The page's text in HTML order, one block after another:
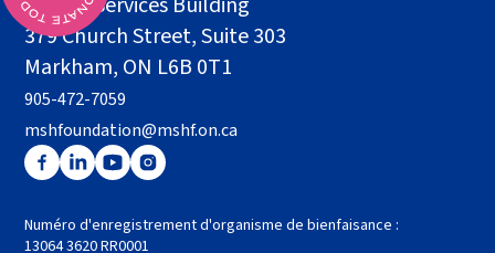
379 Church Street, Suite 303
Markham, ON L6B 0T1
905-472-7059
mshfoundation@mshf.on.ca
Numéro d'enregistrement d'organisme de bienfaisance :
13064 3620 RR0001